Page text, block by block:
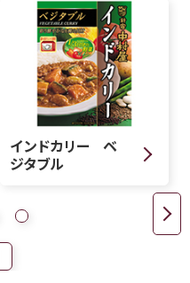
インドカリー ベ
ジタブル